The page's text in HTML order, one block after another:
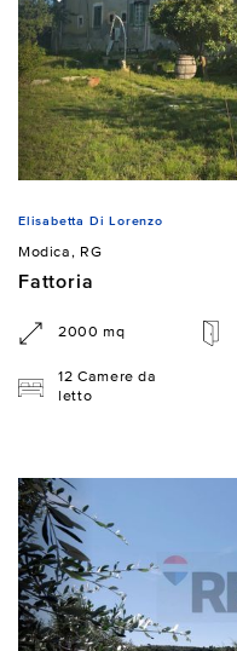
Elisabetta Di Lorenzo
Modica, RG
Fattoria
2000 mq
12 Camere da
letto